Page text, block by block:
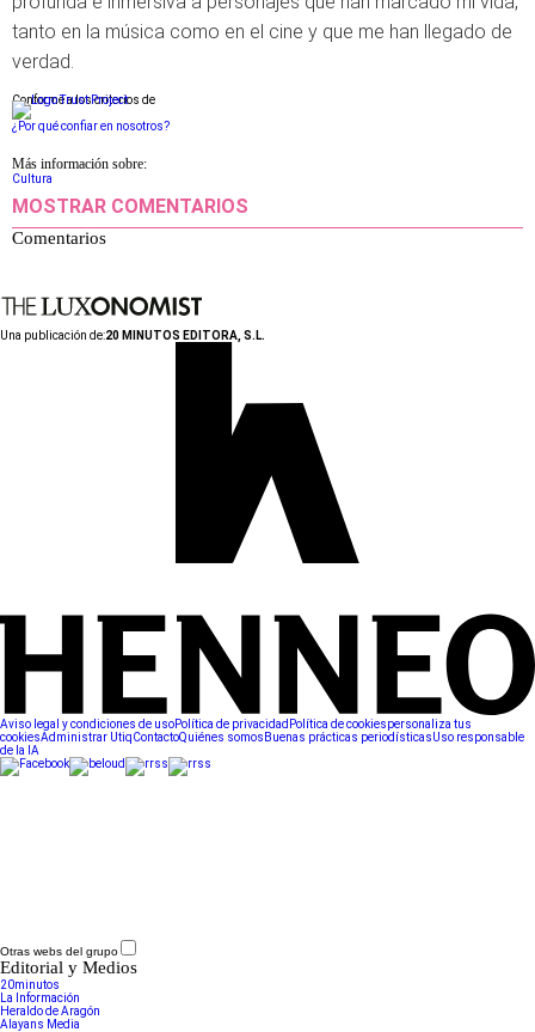
tanto en la música como en el cine y que me han llegado de
verdad.
Conforme a los criterios de
¿Por qué confiar en nosotros?
Más información sobre:
Cultura
MOSTRAR COMENTARIOS
Comentarios
Una publicación de:20 MINUTOS EDITORA, S.L.
Aviso legal y condiciones de usoPolítica de privacidad Política de cookiespersonaliza tus
cookiesAdministrar UtiqContactoQuiénes somos Buenas prácticas periodísticasUso responsable
de la IA
Otras webs del grupo
Editorial y Medios
20minutos
La Información
Heraldo de Aragón
Alayans Media